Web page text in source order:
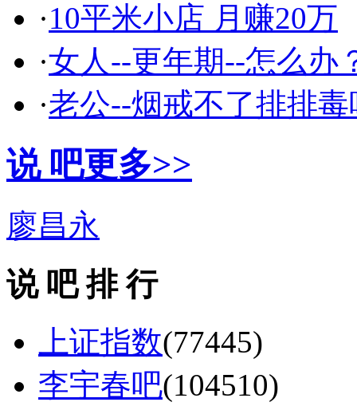
·10平米小店 月赚20万
·女人--更年期--怎么办
·老公--烟戒不了排排毒
说 吧更多>>
廖昌永
说 吧 排 行
上证指数(77445)
李宇春吧(104510)